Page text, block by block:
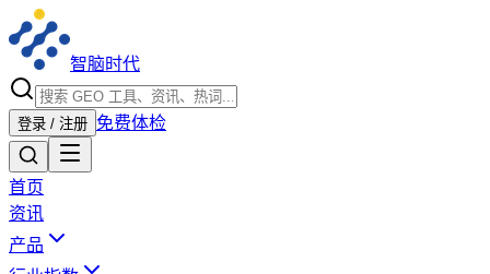
智脑时代
登录 / 注册 免费体检
首页
资讯
产品